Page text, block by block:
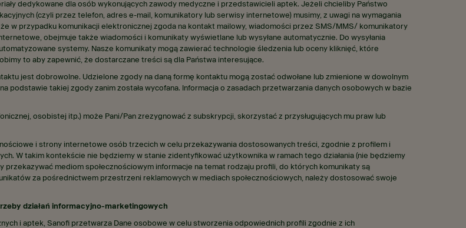
dedykowane dla osób wykonujących zawody medyczne i przedstawicieli aptek. Jeżeli chcieliby Państwo
(czyli przez telefon, adres e-mail, komunikatory lub serwisy internetowe) musimy, z uwagi na wymagania
w przypadku komunikacji elektronicznej zgoda na kontakt mailowy, wiadomości przez SMS/MMS/ komunikatory
obejmuje także wiadomości i komunikaty wyświetlane lub wysyłane automatycznie. Do wysyłania
systemy. Nasze komunikaty mogą zawierać technologie śledzenia lub oceny kliknięć, które
to aby zapewnić, że dostarczane treści są dla Państwa interesujące.
jest dobrowolne. Udzielone zgody na daną formę kontaktu mogą zostać odwołane lub zmienione w dowolnym
podstawie takiej zgody zanim została wycofana. Informacja o zasadach przetwarzania danych osobowych w bazie
osobistej itp.) może Pani/Pan zrezygnować z subskrypcji, skorzystać z przysługujących mu praw lub
i strony internetowe osób trzecich w celu przekazywania dostosowanych treści, zgodnie z profilem i
W takim kontekście nie będziemy w stanie zidentyfikować użytkownika w ramach tego działania (nie będziemy
mediom społecznościowym informacje na temat rodzaju profili, do których komunikaty są
za pośrednictwem przestrzeni reklamowych w mediach społecznościowych, należy dostosować swoje
działań informacyjno-marketingowych
i aptek, Sanofi przetwarza Dane osobowe w celu stworzenia odpowiednich profili zgodnie z ich